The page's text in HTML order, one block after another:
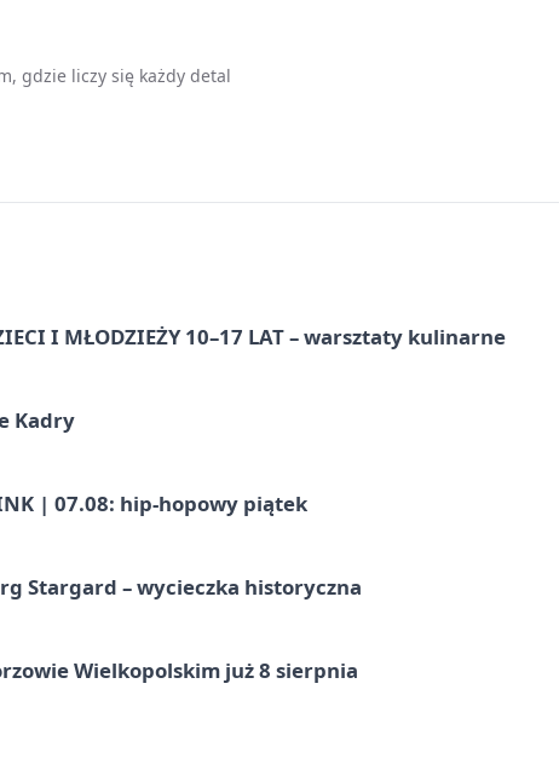
gdzie liczy się każdy detal
I MŁODZIEŻY 10–17 LAT – warsztaty kulinarne
Kadry
| 07.08: hip-hopowy piątek
Stargard – wycieczka historyczna
Wielkopolskim już 8 sierpnia